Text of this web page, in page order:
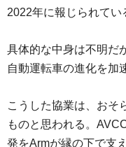
2022年に報じられてい
具体的な中身は不明だ
自動運転車の進化を加
こうした協業は、おそ
ものと思われる。
発をArmが縁の下で支